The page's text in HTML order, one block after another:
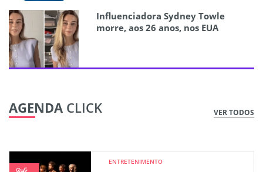
Influenciadora Sydney Towle
morre, aos 26 anos, nos EUA
AGENDA CLICK VER TODOS
ENTRETENIMENTO